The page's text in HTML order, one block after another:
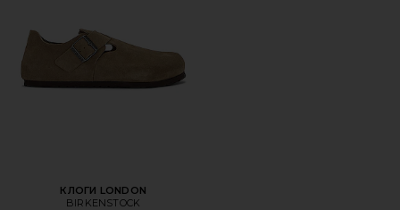
КЛОГИ LONDON
BIRKENSTOCK